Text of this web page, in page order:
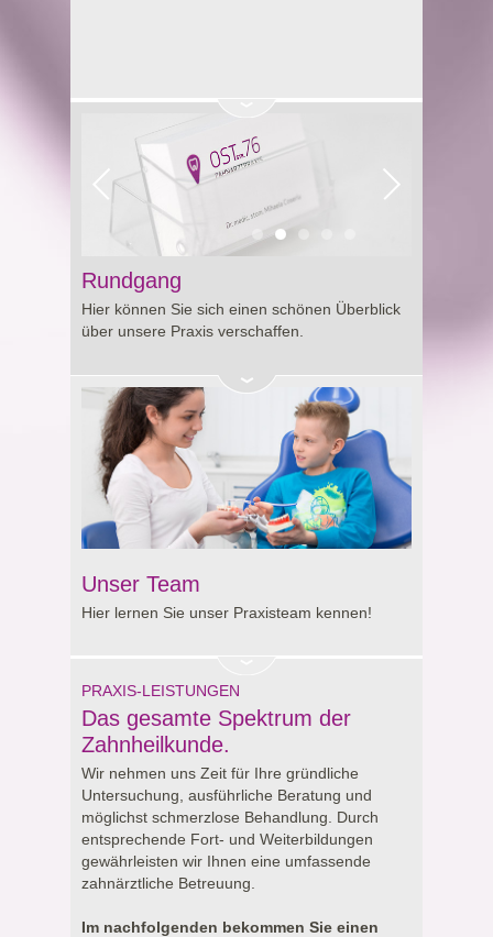
Rundgang
Hier können Sie sich einen schönen Überblick
über unsere Praxis verschaffen.
Unser Team
Hier lernen Sie unser Praxisteam kennen!
PRAXIS-LEISTUNGEN
Das gesamte Spektrum der
Zahnheilkunde.
Wir nehmen uns Zeit für Ihre gründliche
Untersuchung, ausführliche Beratung und
möglichst schmerzlose Behandlung. Durch
entsprechende Fort- und Weiterbildungen
gewährleisten wir Ihnen eine umfassende
zahnärztliche Betreuung.
Im nachfolgenden bekommen Sie einen